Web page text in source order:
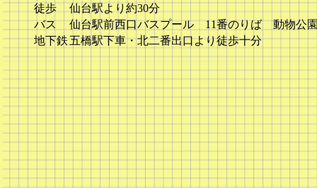
徒歩
仙台駅より約30分
バス
仙台駅前西口バスプール 11番のりば 動物公
地下鉄 五橋駅下車・北二番出口より徒歩十分